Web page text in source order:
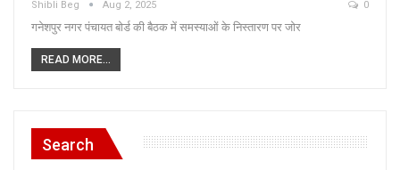
Shibli Beg Aug 2, 2025 0
गनेशपुर नगर पंचायत बोर्ड की बैठक में समस्याओं के निस्तारण पर जोर
READ MORE...
Search